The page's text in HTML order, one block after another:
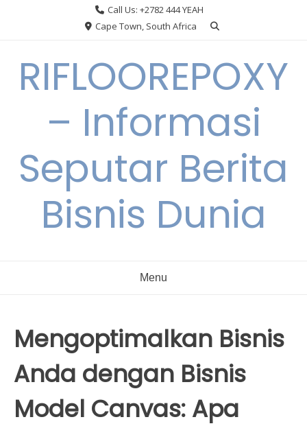
Call Us: +2782 444 YEAH
Cape Town, South Africa
RIFLOOREPOXY
– Informasi
Seputar Berita
Bisnis Dunia
Menu
Mengoptimalkan Bisnis
Anda dengan Bisnis
Model Canvas: Apa